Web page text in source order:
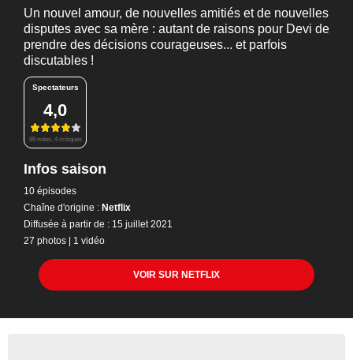
Un nouvel amour, de nouvelles amitiés et de nouvelles
disputes avec sa mère : autant de raisons pour Devi de
prendre des décisions courageuses... et parfois
discutables !
Spectateurs
4,0
89 notes, 4 critiques
Infos saison
10 épisodes
Chaîne d'origine : Netflix
Diffusée à partir de : 15 juillet 2021
27 photos | 1 vidéo
VOIR SUR NETFLIX